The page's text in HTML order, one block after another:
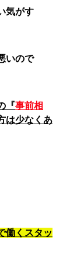
気がす
いので
『事前相
は少なくあ
働くスタッ